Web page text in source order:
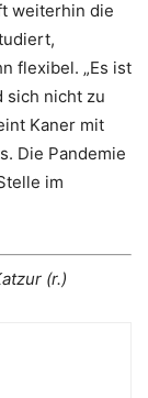
weiterhin die
flexibel. „Es ist
sich nicht zu
Kaner mit
Die Pandemie
im
(r.)